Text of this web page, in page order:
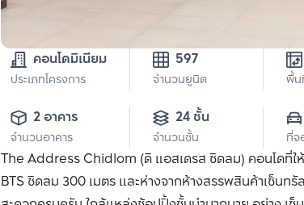
คอนโดมิเนียม
ประเภทโครงการ
597
จำนวนยูนิต พื้น
2 อาคาร
จำนวนอาคาร
24 ชั้น
จำนวนชั้น ที่จ
The Address Chidlom (ดิ แอสเดรส ชิดลม) คอนโดที่ใ
BTS ชิดลม 300 เมตร และห่างจากห้างสรรพสินค้าเซ็น